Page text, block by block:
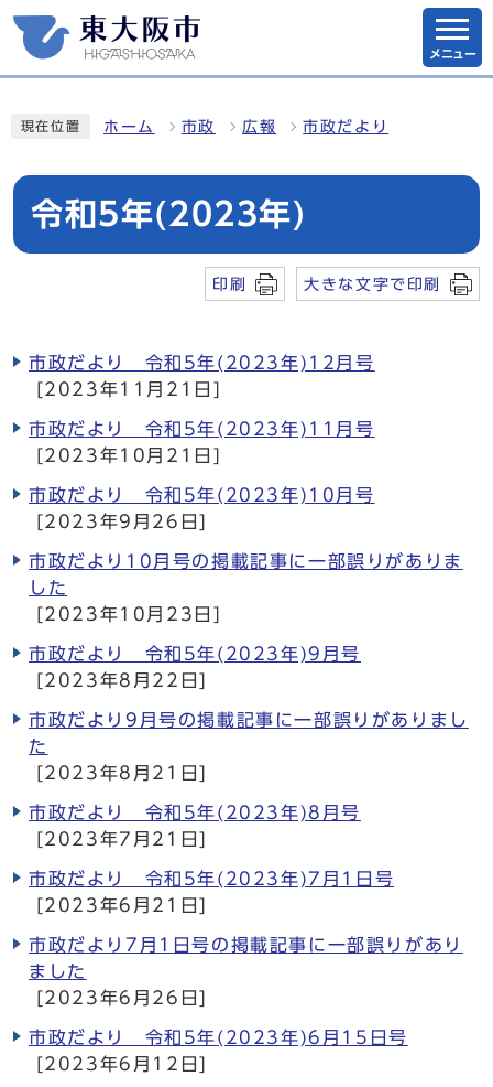
メニュー
現在位置 ホーム 市政 広報 市政だより
令和5年(2023年)
印刷 大きな文字で印刷
市政だより 令和5年(2023年)12月号
[2023年11月21日]
市政だより 令和5年(2023年)11月号
[2023年10月21日]
市政だより 令和5年(2023年)10月号
[2023年9月26日]
市政だより10月号の掲載記事に一部誤りがありま
した
[2023年10月23日]
市政だより 令和5年(2023年)9月号
[2023年8月22日]
市政だより9月号の掲載記事に一部誤りがありまし
た
[2023年8月21日]
市政だより 令和5年(2023年)8月号
[2023年7月21日]
市政だより 令和5年(2023年)7月1日号
[2023年6月21日]
市政だより7月1日号の掲載記事に一部誤りがあり
ました
[2023年6月26日]
市政だより 令和5年(2023年)6月15日号
[2023年6月12日]